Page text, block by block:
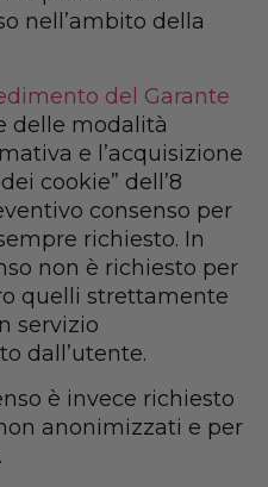
nell’ambito della
del Garante
delle modalità
e l’acquisizione
cookie” dell’8
consenso per
richiesto. In
non è richiesto per
quelli strettamente
servizio
dall’utente.
è invece richiesto
anonimizzati e per